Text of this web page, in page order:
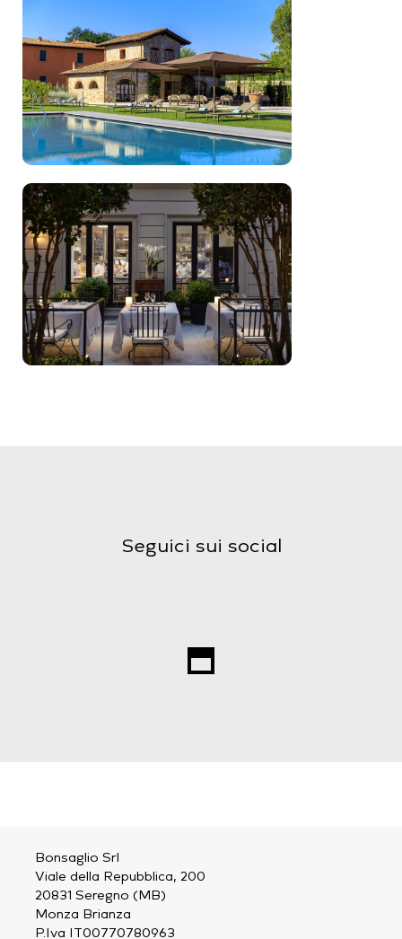
Seguici sui social
Bonsaglio Srl
Viale della Repubblica, 200
20831 Seregno (MB)
Monza Brianza
P.Iva IT00770780963